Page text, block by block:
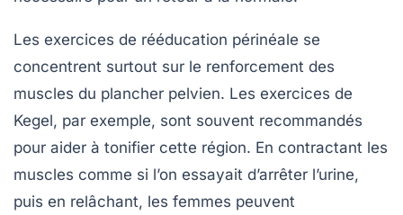
Les exercices de rééducation périnéale se
concentrent surtout sur le renforcement des
muscles du plancher pelvien. Les exercices de
Kegel, par exemple, sont souvent recommandés
pour aider à tonifier cette région. En contractant les
muscles comme si l’on essayait d’arrêter l’urine,
puis en relâchant, les femmes peuvent